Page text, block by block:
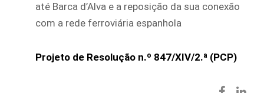
até Barca d’Alva e a reposição da sua conexão
com a rede ferroviária espanhola
Projeto de Resolução n.º 847/XIV/2.ª (PCP)